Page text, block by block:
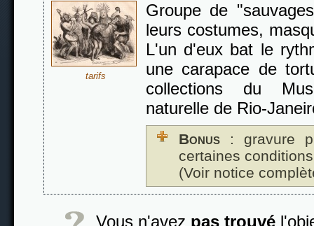
tarifs
Groupe de
leurs costumes,
L'un d'eux bat le
une carapace de
collections du
naturelle de Rio-
Bonus : gravure
certaines
(Voir notice
Vous n'avez pas trouvé